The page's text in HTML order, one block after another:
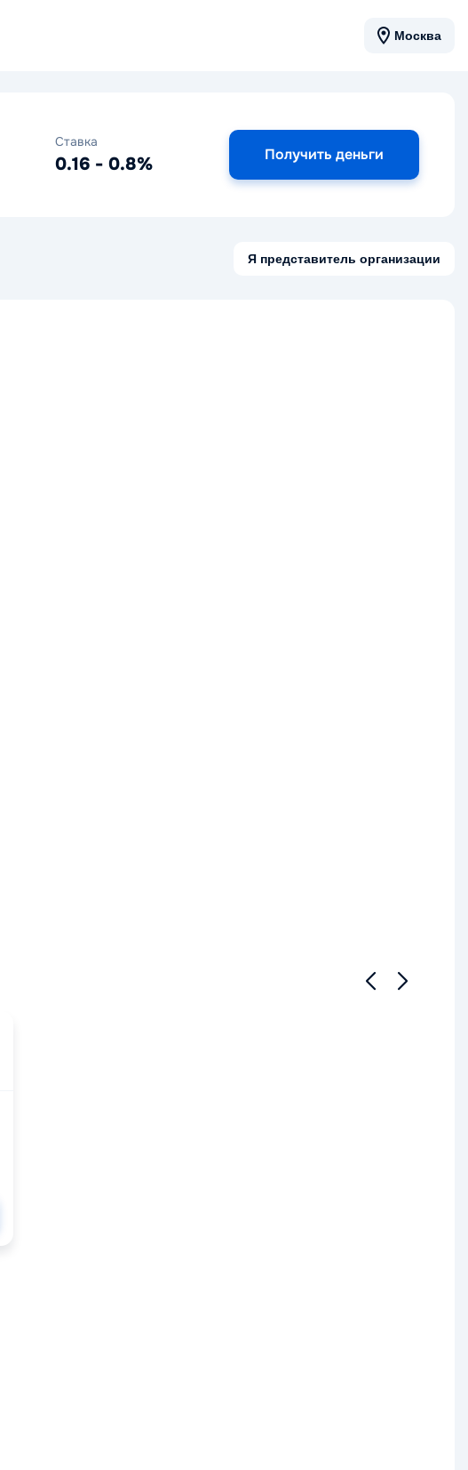
Москва
Ставка
0.16 - 0.8% Получить деньги
Я представитель организации